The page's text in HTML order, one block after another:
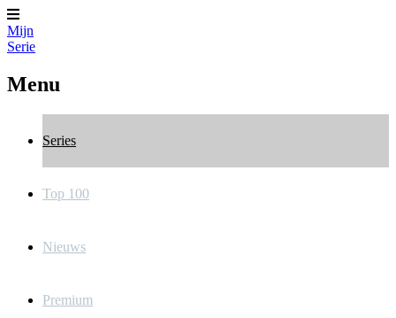
Mijn
Serie
Menu
Series
Top 100
Nieuws
Premium